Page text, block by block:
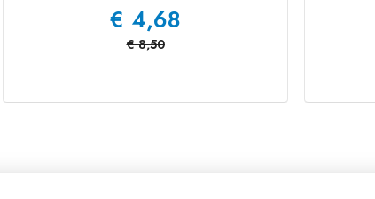
€ 4,68
€ 8,50